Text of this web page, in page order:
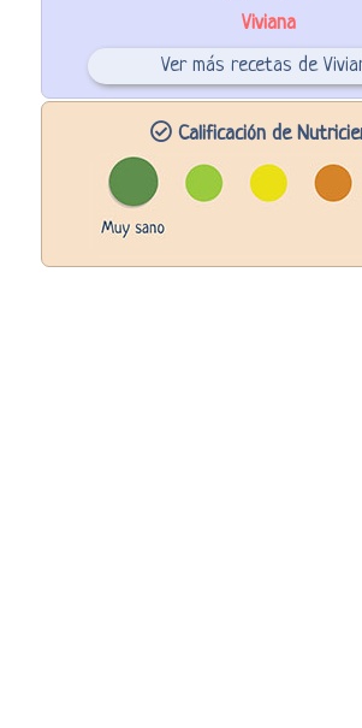
Viviana
Ver más recetas de
Calificación de